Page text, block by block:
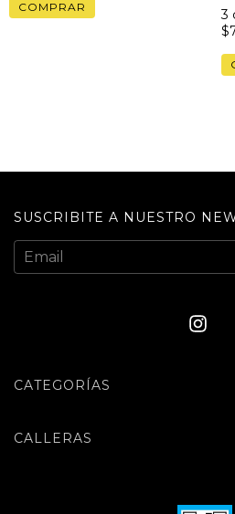
3
SUSCRIBITE A NUESTRO
CATEGORÍAS
CALLERAS